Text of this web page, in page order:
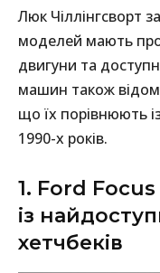
Люк Чіллінгсворт
моделей мають
двигуни та
машин також
що їх порівнюють
1990-х років.
1. Ford
із
хетчбеків